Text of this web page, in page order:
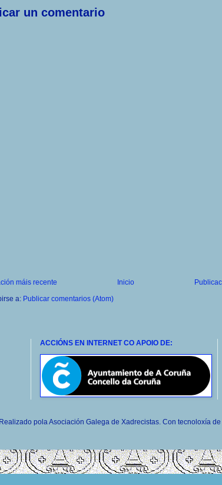
un comentario
máis recente
Inicio
a: Publicar comentarios (Atom)
ACCIÓNS EN INTERNET CO APOIO DE:
Realizado pola Asociación Galega de Xadrecistas. Con tecnoloxía de